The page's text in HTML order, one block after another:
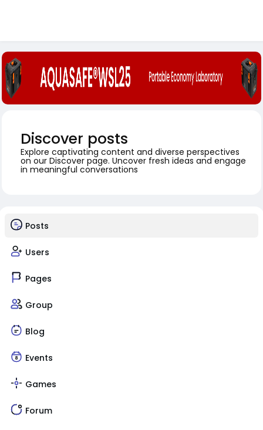
Discover posts
Explore captivating content and diverse perspectives
on our Discover page. Uncover fresh ideas and engage
in meaningful conversations
Posts
Users
Pages
Group
Blog
Events
Games
Forum